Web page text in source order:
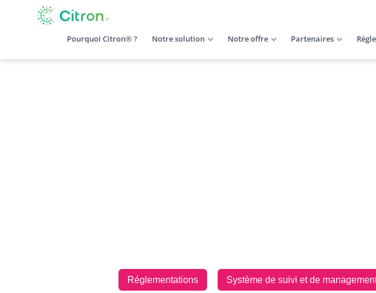
Pourquoi Citron® ? Notre solution Notre offre Partenaires
Réglementations Système de suivi et de